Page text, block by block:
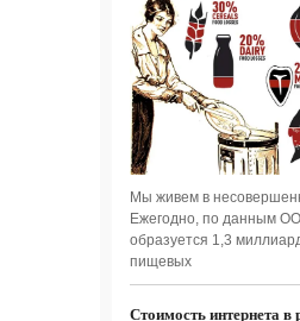
Мы живем в
Ежегодно, по данным
образуется 1,3
пищевых
Стоимость интернета в